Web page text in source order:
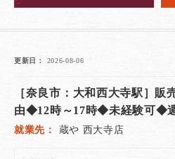
更新日 2026-08-06
［奈良市：大和西大寺駅］
由◆12時～17時◆未経験可◆
就業先 蔵や 西大寺店